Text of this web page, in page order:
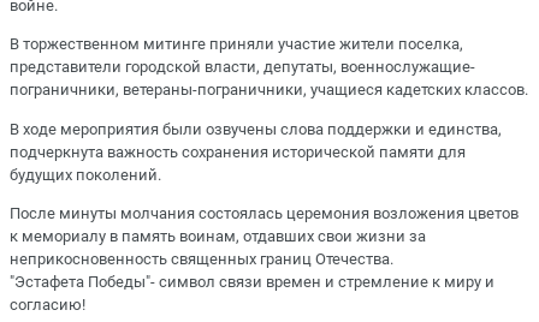
войне.
В торжественном митинге приняли участие жители поселка,
представители городской власти, депутаты, военнослужащие-
пограничники, ветераны-пограничники, учащиеся кадетских классов.
В ходе мероприятия были озвучены слова поддержки и единства,
подчеркнута важность сохранения исторической памяти для
будущих поколений.
После минуты молчания состоялась церемония возложения цветов
к мемориалу в память воинам, отдавших свои жизни за
неприкосновенность священных границ Отечества.
"Эстафета Победы"- символ связи времен и стремление к миру и
согласию!